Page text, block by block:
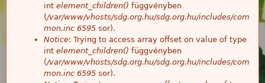
int element_children() függvényben
(/var/www/vhosts/sdg.org.hu/sdg.org.hu/includes/com
mon.inc 6595 sor).
Notice: Trying to access array offset on value of type
int element_children() függvényben
(/var/www/vhosts/sdg.org.hu/sdg.org.hu/includes/com
mon.inc 6595 sor).